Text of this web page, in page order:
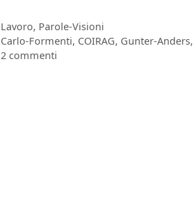
Categorie
Lavoro, Parole-Visioni
Tag
Carlo-Formenti, COIRAG, Gunter-Anders,
2 commenti